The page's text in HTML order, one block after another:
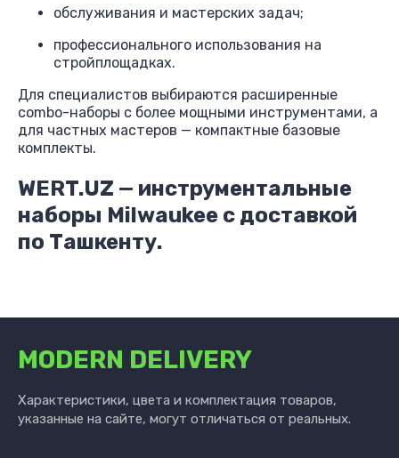
обслуживания и мастерских задач;
профессионального использования на
стройплощадках.
Для специалистов выбираются расширенные
combo-наборы с более мощными инструментами, а
для частных мастеров — компактные базовые
комплекты.
WERT.UZ — инструментальные
наборы Milwaukee с доставкой
по Ташкенту.
MODERN DELIVERY
Характеристики, цвета и комплектация товаров,
указанные на сайте, могут отличаться от реальных.